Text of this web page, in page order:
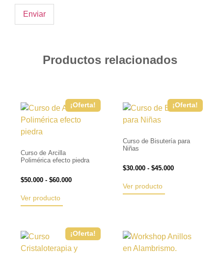
Productos relacionados
¡Oferta!
Curso de Arcilla
Polimérica efecto piedra
$50.000 - $60.000
Ver producto
¡Oferta!
Curso de Bisutería para
Niñas
$30.000 - $45.000
Ver producto
¡Oferta!